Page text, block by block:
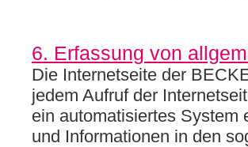
6. Erfassung von
Die Internetseite der
jedem Aufruf der
ein automatisiertes System
und Informationen in den